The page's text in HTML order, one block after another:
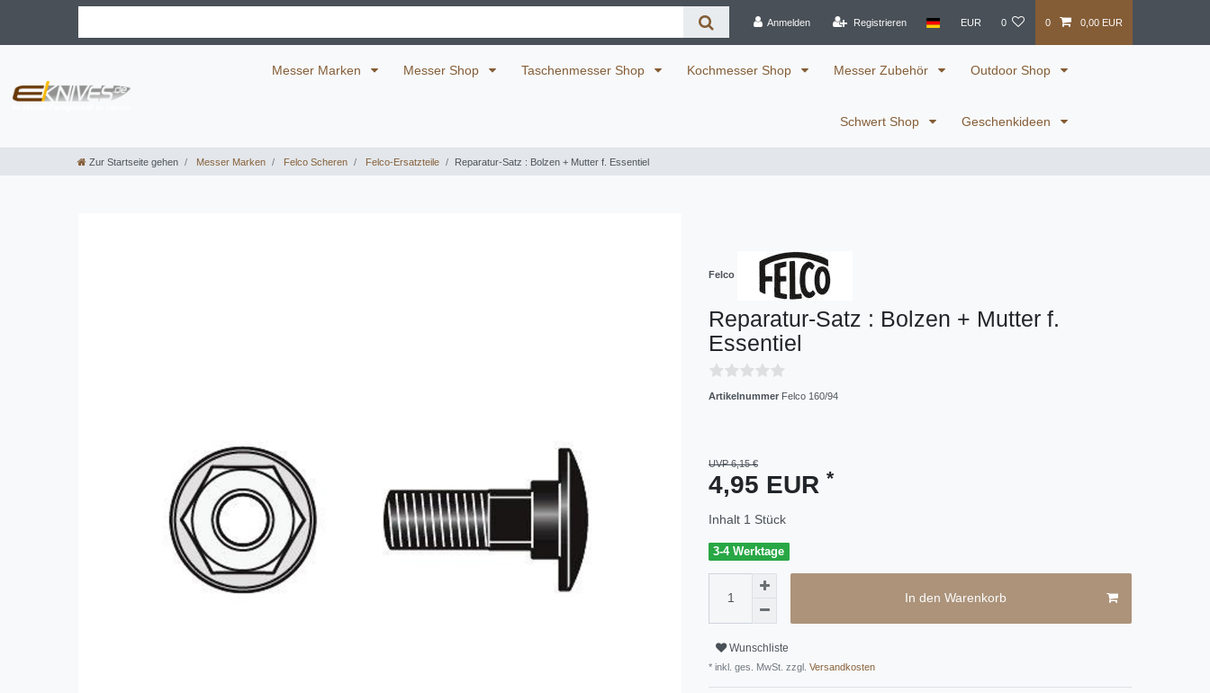
Anmelden Registrieren EUR 0 0 0,00 EUR
Messer Marken Messer Shop Taschenmesser Shop Kochmesser Shop Messer Zubehör Outdoor Shop
Schwert Shop Geschenkideen
Zur Startseite gehen Messer Marken Felco Scheren Felco-Ersatzteile Reparatur-Satz : Bolzen + Mutter f. Essentiel
Felco
Reparatur-Satz : Bolzen + Mutter f.
Essentiel
Artikelnummer Felco 160/94
UVP 6,15 €
4,95 EUR *
Inhalt 1 Stück
3-4 Werktage
In den Warenkorb
Wunschliste
* inkl. ges. MwSt. zzgl. Versandkosten